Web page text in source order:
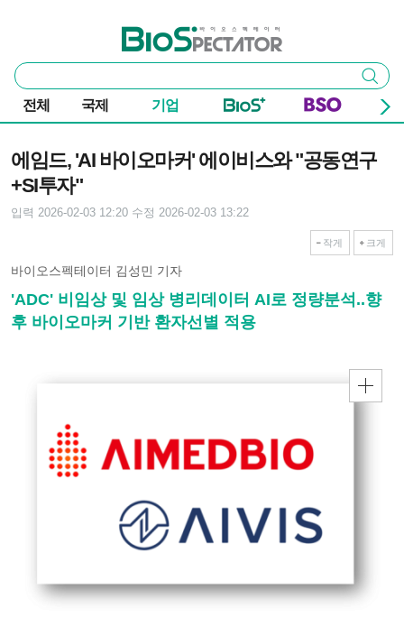
바이오스펙테이터
통
합
검
색
검색
전체 국제 기업
에임드, 'AI 바이오마커' 에이비스와 "공동연구
+SI투자"
입력 2026-02-03 12:20 수정 2026-02-03 13:22
작게 크게
바이오스펙테이터 김성민 기자
'ADC' 비임상 및 임상 병리데이터 AI로 정량분석..향
후 바이오마커 기반 환자선별 적용